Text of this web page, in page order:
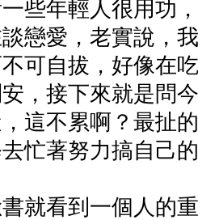
些年輕人很用功
戀愛，老實說，
可自拔，好像在
安，接下來就是問
這不累啊？最扯
忙著努力搞自己
就看到一個人的